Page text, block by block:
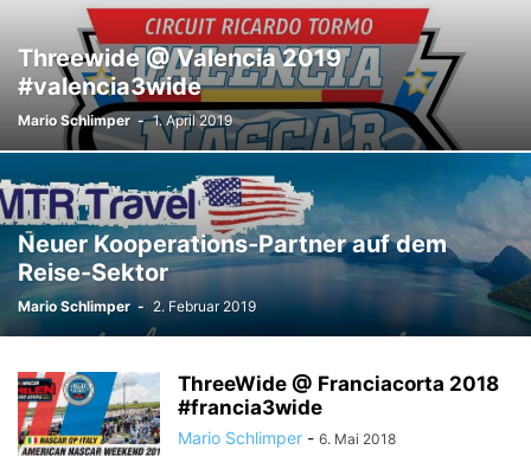
Threewide @ Valencia 2019
#valencia3wide
Mario Schlimper - 1. April 2019
Neuer Kooperations-Partner auf dem
Reise-Sektor
Mario Schlimper - 2. Februar 2019
ThreeWide @ Franciacorta 2018
#francia3wide
Mario Schlimper - 6. Mai 2018